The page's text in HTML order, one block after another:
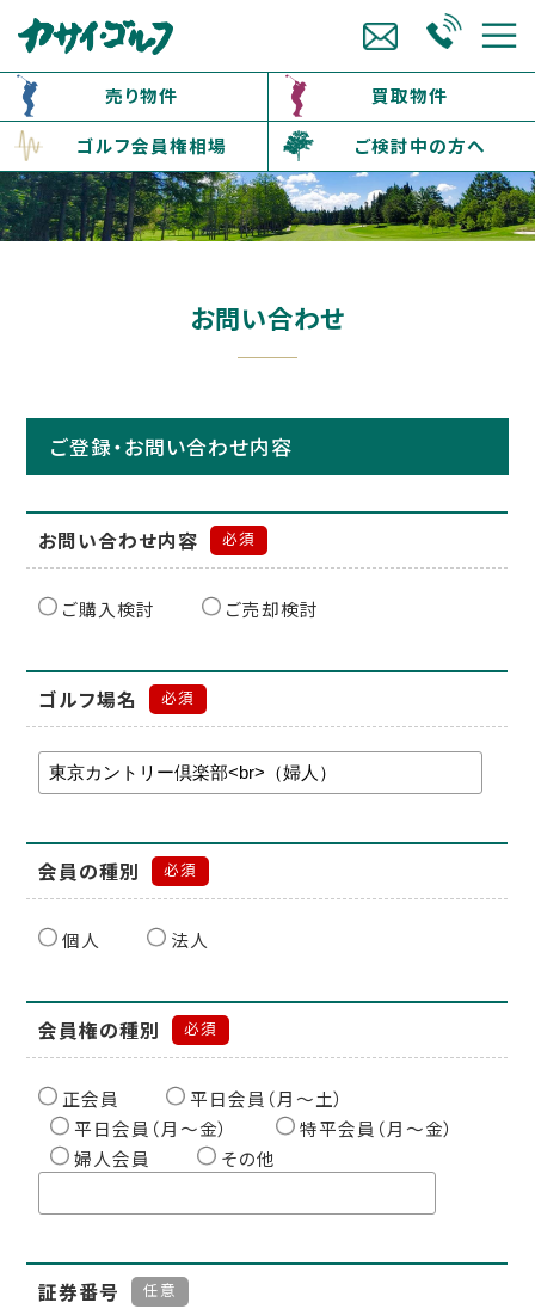
売り物件
買取物件
ゴルフ会員権相場
ご検討中の方へ
お問い合わせ
ご登録・お問い合わせ内容
お問い合わせ内容 必須
ご購入検討 ご売却検討
ゴルフ場名 必須
会員の種別 必須
個人 法人
会員権の種別 必須
正会員
平日会員（月〜土）
平日会員（月〜金）
特平会員（月〜金）
婦人会員
その他
証券番号 任意